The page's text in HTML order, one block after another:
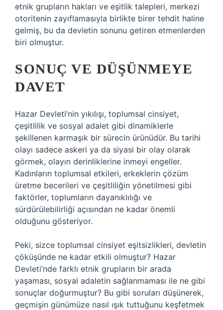
etnik grupların hakları ve eşitlik talepleri, merkezi
otoritenin zayıflamasıyla birlikte birer tehdit haline
gelmiş, bu da devletin sonunu getiren etmenlerden
biri olmuştur.
SONUÇ VE DÜŞÜNMEYE
DAVET
Hazar Devleti’nin yıkılışı, toplumsal cinsiyet,
çeşitlilik ve sosyal adalet gibi dinamiklerle
şekillenen karmaşık bir sürecin ürünüdür. Bu tarihi
olayı sadece askeri ya da siyasi bir olay olarak
görmek, olayın derinliklerine inmeyi engeller.
Kadınların toplumsal etkileri, erkeklerin çözüm
üretme becerileri ve çeşitliliğin yönetilmesi gibi
faktörler, toplumların dayanıklılığı ve
sürdürülebilirliği açısından ne kadar önemli
olduğunu gösteriyor.
Peki, sizce toplumsal cinsiyet eşitsizlikleri, devletin
çöküşünde ne kadar etkili olmuştur? Hazar
Devleti’nde farklı etnik grupların bir arada
yaşaması, sosyal adaletin sağlanmaması ile ne gibi
sonuçlar doğurmuştur? Bu gibi soruları düşünerek,
geçmişin günümüze nasıl ışık tuttuğunu keşfetmek